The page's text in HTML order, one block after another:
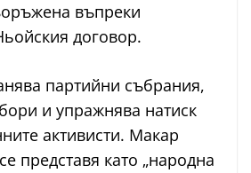
въпреки
договор.
партийни събрания,
и упражнява натиск
активисти. Макар
представя като „народна